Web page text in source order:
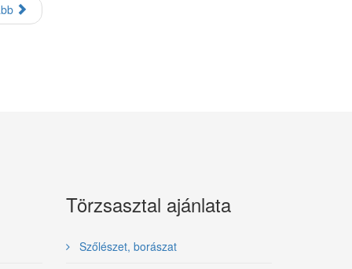
Törzsasztal ajánlata
Szőlészet, borászat